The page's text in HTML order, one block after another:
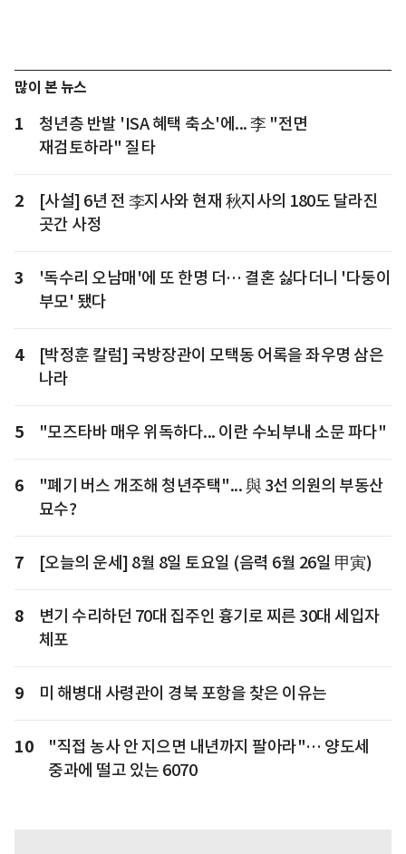
많이 본 뉴스
1
청년층 반발 'ISA 혜택 축소'에... 李 "전면
재검토하라" 질타
2
[사설] 6년 전 李지사와 현재 秋지사의 180도 달라진
곳간 사정
3
'독수리 오남매'에 또 한명 더… 결혼 싫다더니 '다둥이
부모' 됐다
4
[박정훈 칼럼] 국방장관이 모택동 어록을 좌우명 삼은
나라
5 "모즈타바 매우 위독하다... 이란 수뇌부내 소문 파다"
6
"폐기 버스 개조해 청년주택"... 與 3선 의원의 부동산
묘수?
7 [오늘의 운세] 8월 8일 토요일 (음력 6월 26일 甲寅)
8
변기 수리하던 70대 집주인 흉기로 찌른 30대 세입자
체포
9 미 해병대 사령관이 경북 포항을 찾은 이유는
10
"직접 농사 안 지으면 내년까지 팔아라"… 양도세
중과에 떨고 있는 6070